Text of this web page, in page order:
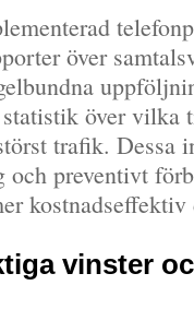
över
statistik över vilka
trafik.
och preventivt
vinster